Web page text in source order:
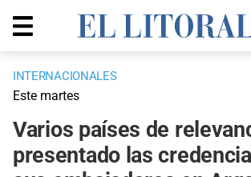
INTERNACIONALES
Este martes
Varios países de
presentado las